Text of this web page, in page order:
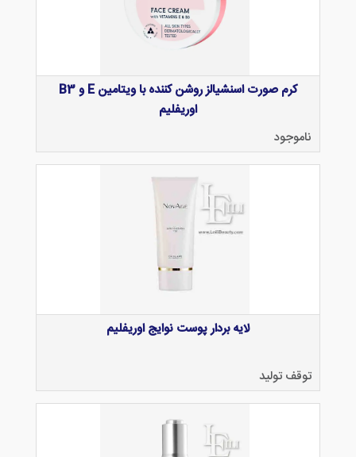
کرم صورت اسنشیالز روشن کننده با ویتامین E و B3
اوریفلیم
ناموجود
لایه بردار پوست نوایج اوریفلیم
توقف تولید